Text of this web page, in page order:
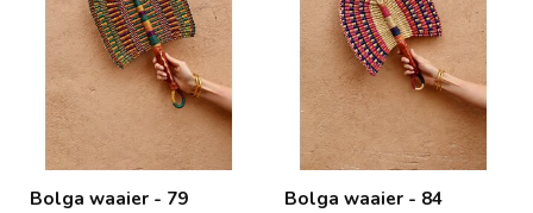
Bolga waaier - 79 Bolga waaier - 84